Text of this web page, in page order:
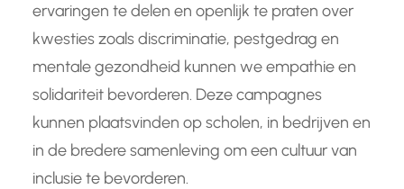
ervaringen te delen en openlijk te praten over
kwesties zoals discriminatie, pestgedrag en
mentale gezondheid kunnen we empathie en
solidariteit bevorderen. Deze campagnes
kunnen plaatsvinden op scholen, in bedrijven en
in de bredere samenleving om een cultuur van
inclusie te bevorderen.